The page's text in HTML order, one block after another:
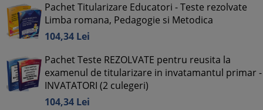
Pachet Titularizare Educatori - Teste rezolvate
Limba romana, Pedagogie si Metodica
104,34 Lei
Pachet Teste REZOLVATE pentru reusita la
examenul de titularizare in invatamantul primar -
INVATATORI (2 culegeri)
104,34 Lei